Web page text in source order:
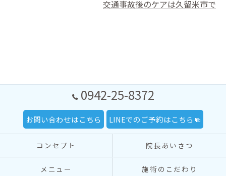
交通事故後のケアは久留米市で
0942-25-8372
お問い合わせはこちら LINEでのご予約はこちら
コンセプト 院長あいさつ
メニュー 施術のこだわり